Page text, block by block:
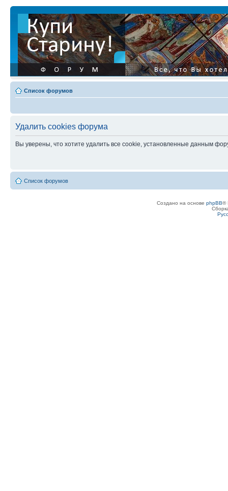
Список форумов
Удалить cookies форума
Вы уверены, что хотите удалить все cookie, установленные данным
Список форумов
Создано на основе phpBB®